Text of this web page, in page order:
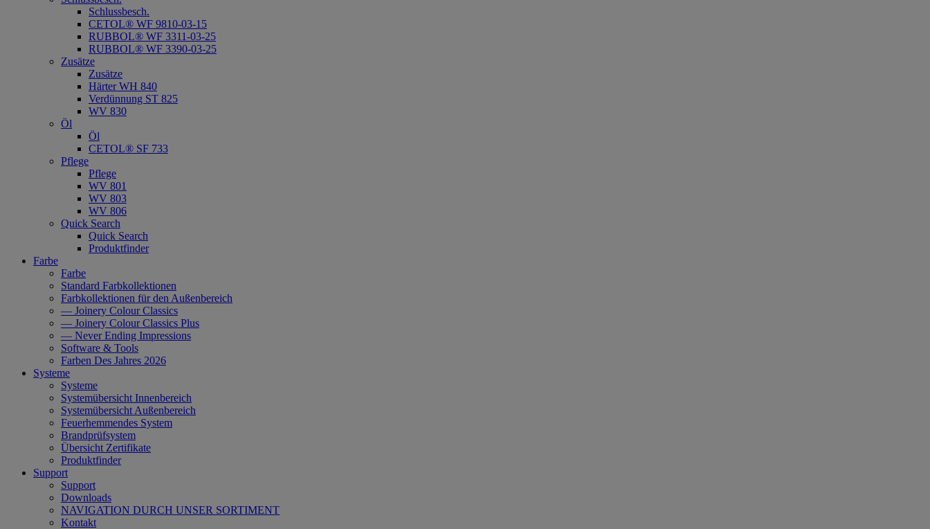
Schlussbesch.
CETOL® WF 9810-03-15
RUBBOL® WF 3311-03-25
RUBBOL® WF 3390-03-25
Zusätze
Zusätze
Härter WH 840
Verdünnung ST 825
WV 830
Öl
Öl
CETOL® SF 733
Pflege
Pflege
WV 801
WV 803
WV 806
Quick Search
Quick Search
Produktfinder
Farbe
Farbe
Standard Farbkollektionen
Farbkollektionen für den Außenbereich
— Joinery Colour Classics
— Joinery Colour Classics Plus
— Never Ending Impressions
Software & Tools
Farben Des Jahres 2026
Systeme
Systeme
Systemübersicht Innenbereich
Systemübersicht Außenbereich
Feuerhemmendes System
Brandprüfsystem
Übersicht Zertifikate
Produktfinder
Support
Support
Downloads
NAVIGATION DURCH UNSER SORTIMENT
Kontakt